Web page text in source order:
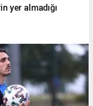
yer almadığı